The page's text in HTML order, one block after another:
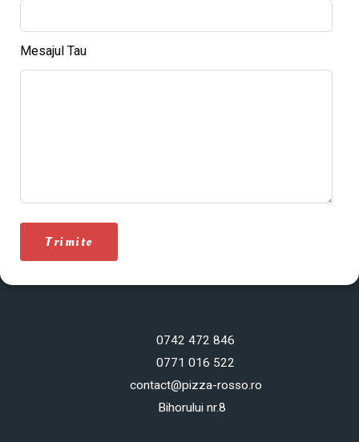
Mesajul Tau
Trimite
0742 472 846
0771 016 522
contact@pizza-rosso.ro
Bihorului nr.8